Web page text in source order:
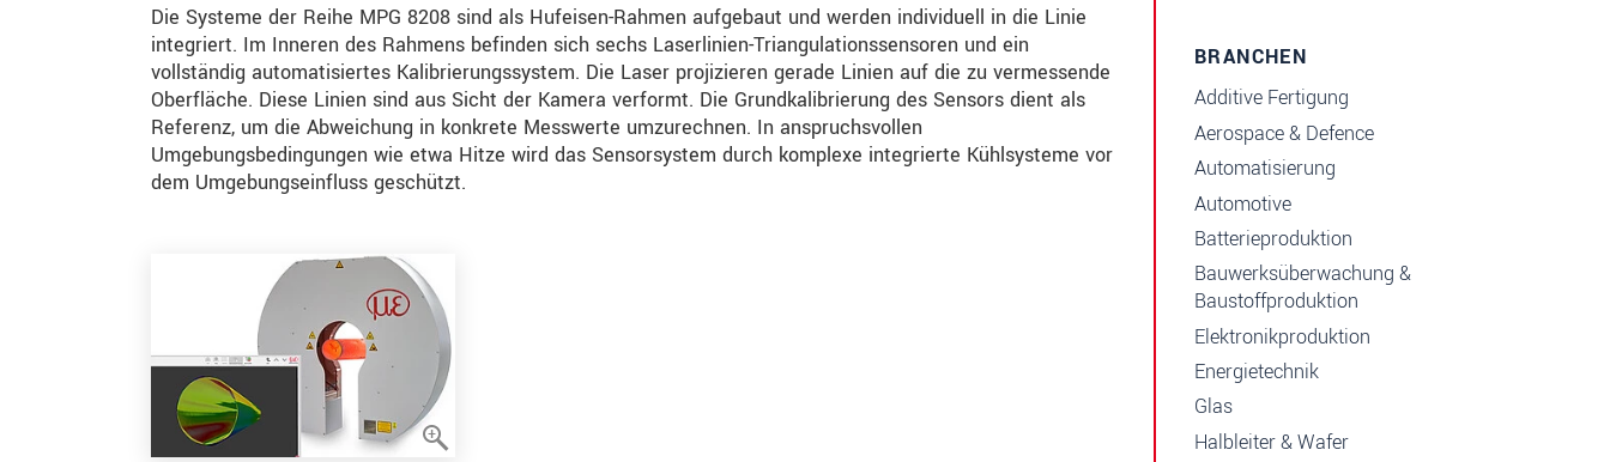
Die Systeme der Reihe MPG 8208 sind als Hufeisen-Rahmen aufgebaut und werden individuell in die Linie
integriert. Im Inneren des Rahmens befinden sich sechs Laserlinien-Triangulationssensoren und ein
vollständig automatisiertes Kalibrierungssystem. Die Laser projizieren gerade Linien auf die zu vermessende
Oberfläche. Diese Linien sind aus Sicht der Kamera verformt. Die Grundkalibrierung des Sensors dient als
Referenz, um die Abweichung in konkrete Messwerte umzurechnen. In anspruchsvollen
Umgebungsbedingungen wie etwa Hitze wird das Sensorsystem durch komplexe integrierte Kühlsysteme vor
dem Umgebungseinfluss geschützt.
BRANCHEN
Additive Fertigung
Aerospace & Defence
Automatisierung
Automotive
Batterieproduktion
Bauwerksüberwachung &
Baustoffproduktion
Elektronikproduktion
Energietechnik
Glas
Halbleiter & Wafer